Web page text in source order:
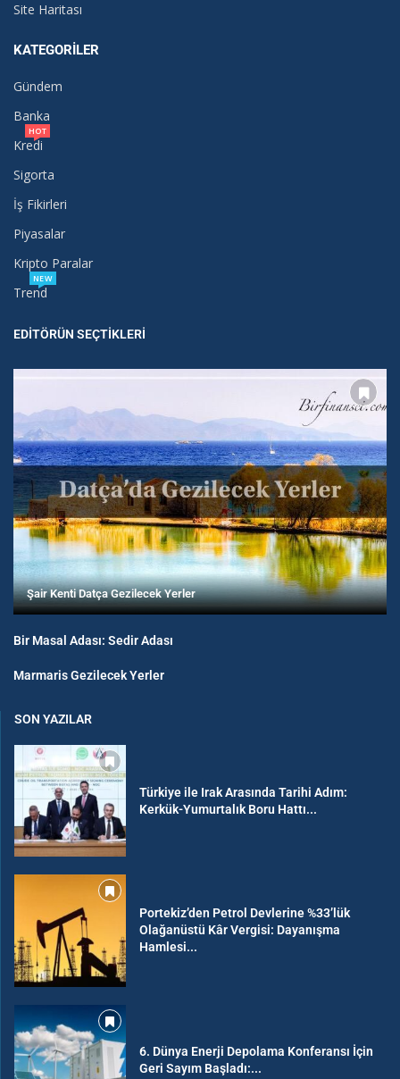
Site Haritası
KATEGORILER
Gündem
Banka
Kredi
HOT
Sigorta
İş Fikirleri
Piyasalar
Kripto Paralar
Trend
NEW
EDITÖRÜN SEÇTIKLERI
Şair Kenti Datça Gezilecek Yerler
Bir Masal Adası: Sedir Adası
Marmaris Gezilecek Yerler
SON YAZILAR
Türkiye ile Irak Arasında Tarihi Adım:
Kerkük-Yumurtalık Boru Hattı...
Portekiz’den Petrol Devlerine %33’lük
Olağanüstü Kâr Vergisi: Dayanışma
Hamlesi...
6. Dünya Enerji Depolama Konferansı İçin
Geri Sayım Başladı:...